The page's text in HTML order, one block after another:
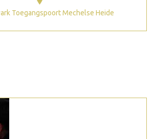
Toegangspoort Mechelse Heide